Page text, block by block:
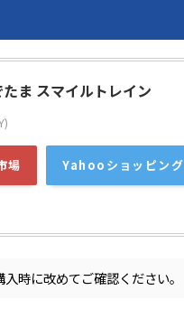
ま スマイルトレイン
場 Yahooショッピング
時に改めてご確認ください。